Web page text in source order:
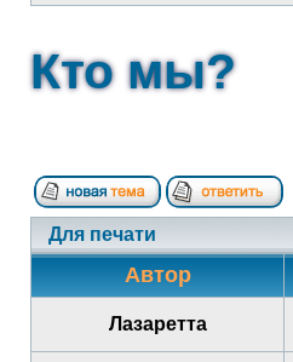
Кто мы?
Для печати
Автор
Лазаретта